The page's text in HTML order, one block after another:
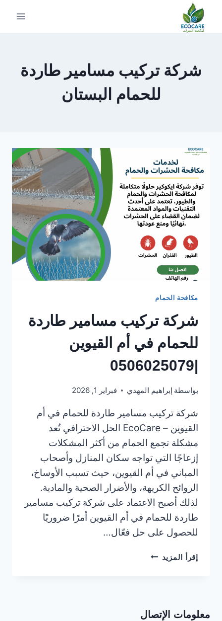
التجاوز
شركة تركيب مسامير طاردة
للحمام البستان
مكافحة الحمام
شركة تركيب مسامير طاردة
للحمام في أم القيوين
بواسطة إبراهيم المهدي فبراير 1, 2026
شركة تركيب مسامير طاردة للحمام في أم
القيوين – EcoCare الحل الاحترافي تُعد
مشكلة تجمع الحمام من أكثر المشكلات
إزعاجًا التي تواجه سكان المنازل وأصحاب
المباني في أم القيوين، حيث تسبب الأوساخ،
الروائح الكريهة، والأضرار الصحية والمادية.
لذلك أصبح الاعتماد على شركة تركيب مسامير
طاردة للحمام في أم القيوين أمرًا ضروريًا
للحصول على حل فعّال…
إقرأ المزيد شركة
في
معلومات الإتصال